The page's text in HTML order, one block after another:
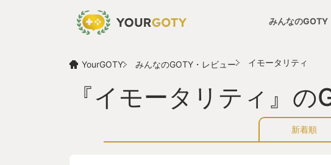
みんなのGOTY
YourGOTY みんなのGOTY・レビュー イモータリティ
『イモータリティ』
新着順